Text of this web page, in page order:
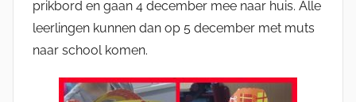
prikbord en gaan 4 december mee naar huis. Alle
leerlingen kunnen dan op 5 december met muts
naar school komen.